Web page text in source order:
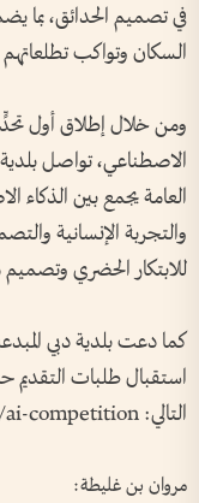
في تصميم الحدائق، بما
السكان وتواكب تطلعاتهم
ومن خلال إطلاق أول تحدٍّ
الاصطناعي، تواصل
العامة يجمع بين الذكاء
والتجربة الإنسانية
للابتكار الحضري
كما دعت بلدية دبي
التالي: https://aipark.dm.gov.ae/ai-competition
مروان بن غليطة: